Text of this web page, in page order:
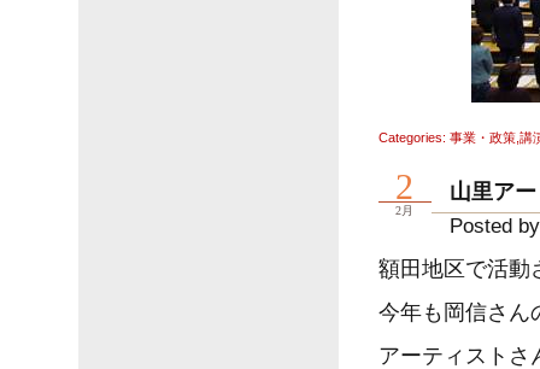
Categories: 事業・政策, 講
山里ア
Posted
額田地区で活動
今年も岡信さん
アーティストさ
2
2月